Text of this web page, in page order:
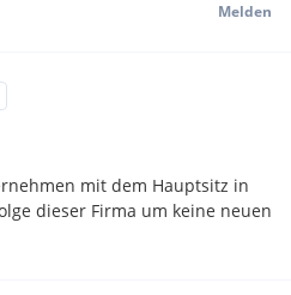
Melden
mit dem Hauptsitz in
dieser Firma um keine neuen